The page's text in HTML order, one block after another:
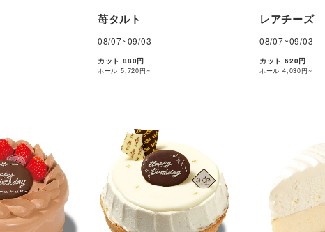
苺タルト
08/07~09/03
カット 880円
ホール5,720円~
レアチーズ
08/07~09/03
カット 620円
ホール 4,030円~